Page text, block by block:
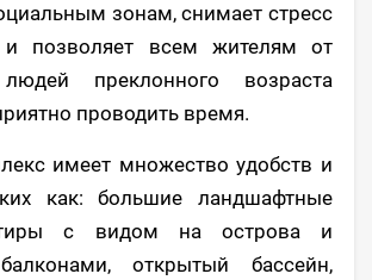
зонам, снимает стресс
и позволяет всем жителям от
преклонного возраста
проводить время.
имеет множество удобств и
как: большие ландшафтные
с видом на острова и
открытый бассейн,